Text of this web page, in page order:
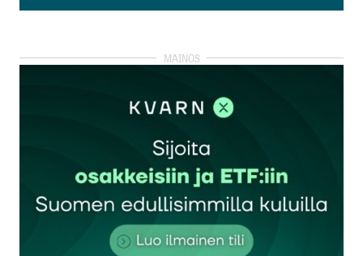
Lisää kommentti
kirjautua
rekisteröityä
Sähköpostiosoitettasi ei julkaista.Pakolliset
kentät on merkitty*